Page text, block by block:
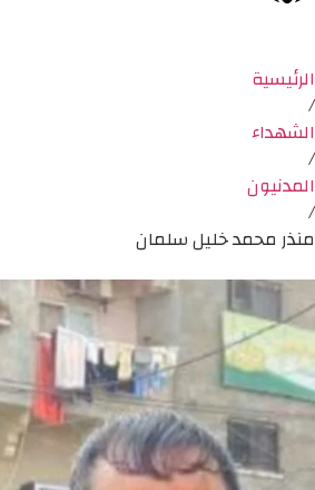
الرئيسية
/
الشهداء
/
المدنيون
/
منذر محمد خليل سلمان